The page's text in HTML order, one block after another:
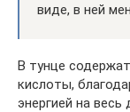
виде, в ней
В тунце
кислоты,
энергией на